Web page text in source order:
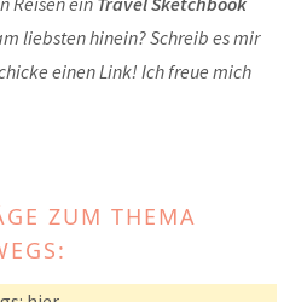
liebsten hinein? Schreib es mir
einen Link! Ich freue mich
ZUM THEMA